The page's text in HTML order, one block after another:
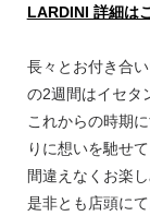
LARDINI 詳細は
長々とお付き合
の2週間はイセタ
これからの時期
りに想いを馳せ
間違えなくお楽
是非とも店頭に